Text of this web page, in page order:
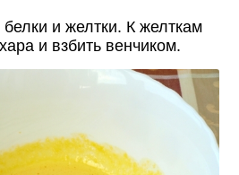
и желтки. К желткам
и взбить венчиком.